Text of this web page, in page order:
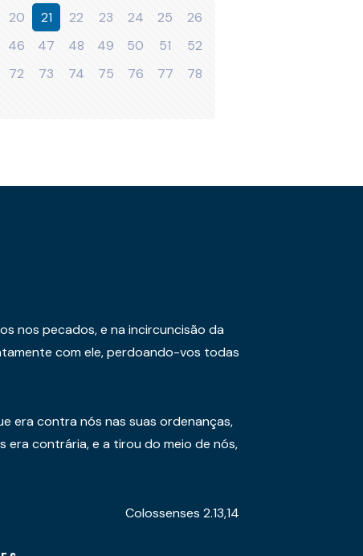
20 21 22 23 24 25
26
46 47 48 49 50 51
52
72 73 74 75 76 77
78
nos pecados, e na incircuncisão da
com ele, perdoando-vos todas
era contra nós nas suas ordenanças,
era contrária, e a tirou do meio de nós,
Colossenses 2.13,14